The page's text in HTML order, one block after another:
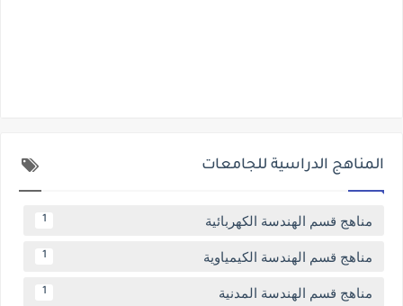
المناهج الدراسية للجامعات
مناهج قسم الهندسة الكهربائية 1
مناهج قسم الهندسة الكيمياوية 1
مناهج قسم الهندسة المدنية 1